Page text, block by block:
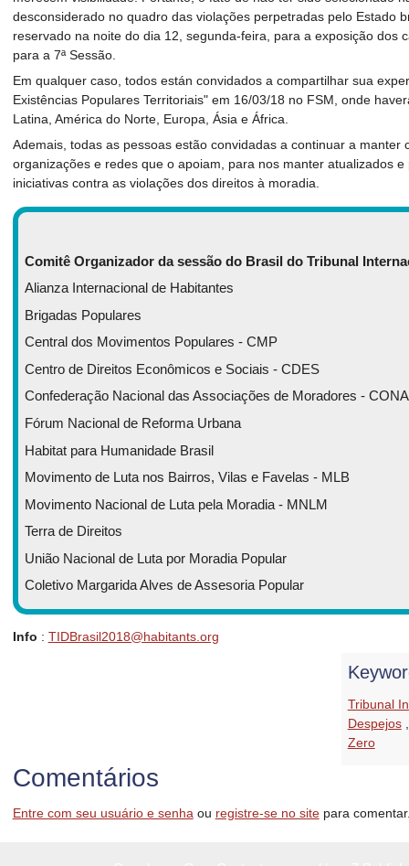
desconsiderado no quadro das violações perpetradas pelo Estado
reservado na noite do dia 12, segunda-feira, para a exposição dos
para a 7ª Sessão.
Em qualquer caso, todos están convidados a compartilhar sua
Existências Populares Territoriais" em 16/03/18 no FSM, onde
Latina, América do Norte, Europa, Ásia e África.
Ademais, todas as pessoas estão convidadas a continuar a manter
organizações e redes que o apoiam, para nos manter atualizados
iniciativas contra as violações dos direitos à moradia.
Comitê Organizador da sessão do Brasil do Tribunal
Alianza Internacional de Habitantes
Brigadas Populares
Central dos Movimentos Populares - CMP
Centro de Direitos Econômicos e Sociais - CDES
Confederação Nacional das Associações de Moradores -
Fórum Nacional de Reforma Urbana
Habitat para Humanidade Brasil
Movimento de Luta nos Bairros, Vilas e Favelas - MLB
Movimento Nacional de Luta pela Moradia - MNLM
Terra de Direitos
União Nacional de Luta por Moradia Popular
Coletivo Margarida Alves de Assesoria Popular
Info : TIDBrasil2018@habitants.org
Tribunal
Despejos
Zero
Comentários
Entre com seu usuário e senhaou registre-se no sitepara